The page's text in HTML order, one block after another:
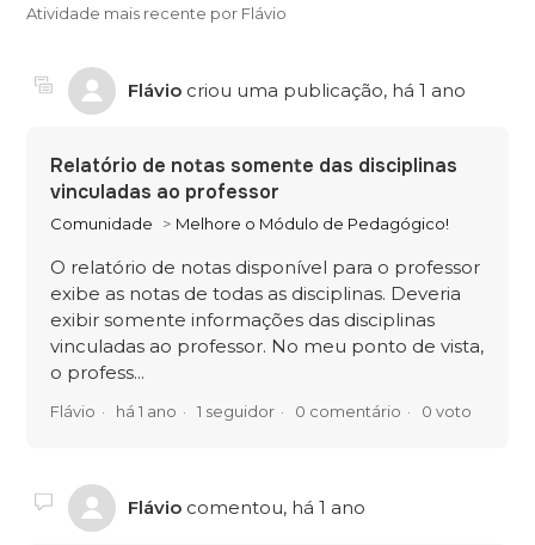
Atividade mais recente por Flávio
Flávio criou uma publicação, há 1 ano
Relatório de notas somente das disciplinas
vinculadas ao professor
Comunidade Melhore o Módulo de Pedagógico!
O relatório de notas disponível para o professor
exibe as notas de todas as disciplinas. Deveria
exibir somente informações das disciplinas
vinculadas ao professor. No meu ponto de vista,
o profess...
Flávio há 1 ano 1 seguidor 0 comentário 0 voto
Flávio comentou, há 1 ano